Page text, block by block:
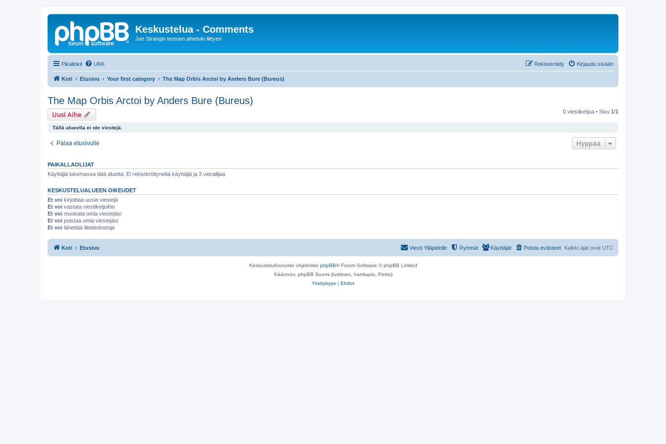
Keskustelua - Comments
Jan Strangin teosten aiheisiin liittyen
Pikalinkit UKK Kirjaudu sisään
Rekisteröidy
Koti Etusivu Your first category The Map Orbis Arctoi by Anders Bure (Bureus)
The Map Orbis Arctoi by Anders Bure (Bureus)
Uusi Aihe 0 viestiketjua • Sivu 1/1
Tällä alueella ei ole viestejä.
Palaa etusivulle Hyppää
PAIKALLAOLIJAT
Käyttäjiä lukemassa tätä aluetta: Ei rekisteröityneitä käyttäjiä ja 3 vierailijaa
KESKUSTELUALUEEN OIKEUDET
Et voi kirjoittaa uusia viestejä
Et voi vastata viestiketjuihin
Et voi muokata omia viestejäsi
Et voi poistaa omia viestejäsi
Et voi lähettää liitetiedostoja
Koti Etusivu Kaikki ajat ovat UTC
Poista evästeet
Käyttäjät
Ryhmät
Viesti Ylläpidolle
Keskustelufoorumin ohjelmisto phpBB® Forum Software © phpBB Limited
Käännös: phpBB Suomi (lurttinen, harritapio, Pettis)
Yksityisyys | Ehdot